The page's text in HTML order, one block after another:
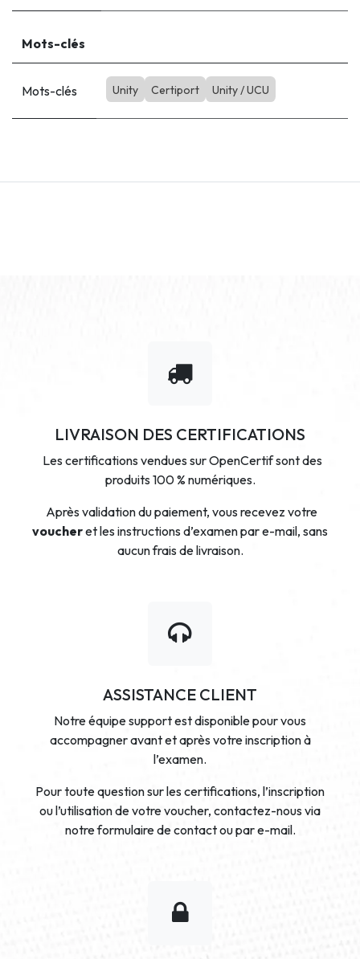
Mots-clés
Mots-clés Unity Certiport Unity / UCU
LIVRAISON DES CERTIFICATIONS
Les certifications vendues sur OpenCertif sont des
produits 100 % numériques.
Après validation du paiement, vous recevez votre
voucheret les instructions d’examen par e-mail, sans
aucun frais de livraison.
ASSISTANCE CLIENT
Notre équipe support est disponible pour vous
accompagner avant et après votre inscription à
l’examen.
Pour toute question sur les certifications, l’inscription
ou l’utilisation de votre voucher, contactez-nous via
notre formulaire de contact ou par e-mail.